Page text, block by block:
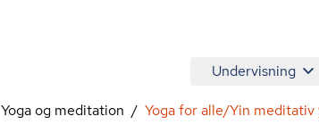
Undervisning
Yoga og meditation Yoga for alle/Yin meditativ